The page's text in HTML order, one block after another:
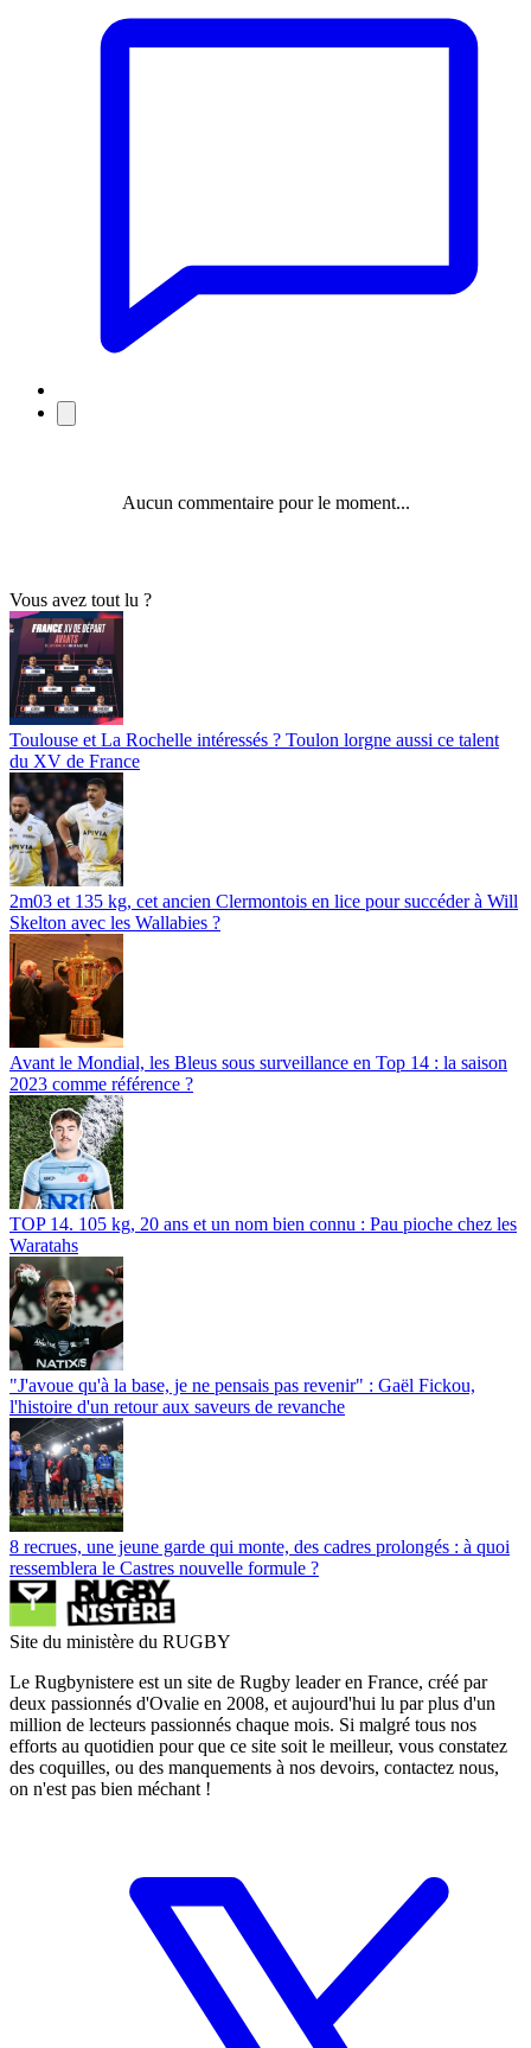
Aucun commentaire pour le moment...
Vous avez tout lu ?
Toulouse et La Rochelle intéressés ? Toulon lorgne aussi ce talent
du XV de France
2m03 et 135 kg, cet ancien Clermontois en lice pour succéder à Will
Skelton avec les Wallabies ?
Avant le Mondial, les Bleus sous surveillance en Top 14 : la saison
2023 comme référence ?
TOP 14. 105 kg, 20 ans et un nom bien connu : Pau pioche chez les
Waratahs
"J'avoue qu'à la base, je ne pensais pas revenir" : Gaël Fickou,
l'histoire d'un retour aux saveurs de revanche
8 recrues, une jeune garde qui monte, des cadres prolongés : à quoi
ressemblera le Castres nouvelle formule ?
Site du ministère du RUGBY
Le Rugbynistere est un site de Rugby leader en France, créé par
deux passionnés d'Ovalie en 2008, et aujourd'hui lu par plus d'un
million de lecteurs passionnés chaque mois. Si malgré tous nos
efforts au quotidien pour que ce site soit le meilleur, vous constatez
des coquilles, ou des manquements à nos devoirs, contactez nous,
on n'est pas bien méchant !